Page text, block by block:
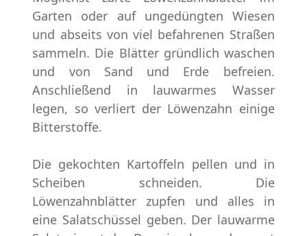
Garten oder auf ungedüngten Wiesen
und abseits von viel befahrenen Straßen
sammeln. Die Blätter gründlich waschen
und von Sand und Erde befreien.
Anschließend in lauwarmes Wasser
legen, so verliert der Löwenzahn einige
Bitterstoffe.
Die gekochten Kartoffeln pellen und in
Scheiben schneiden. Die
Löwenzahnblätter zupfen und alles in
eine Salatschüssel geben. Der lauwarme